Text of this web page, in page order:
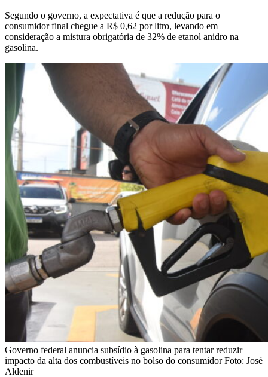
Segundo o governo, a expectativa é que a redução para o
consumidor final chegue a R$ 0,62 por litro, levando em
consideração a mistura obrigatória de 32% de etanol anidro na
gasolina.
Governo federal anuncia subsídio à gasolina para tentar reduzir
impacto da alta dos combustíveis no bolso do consumidor Foto: José
Aldenir